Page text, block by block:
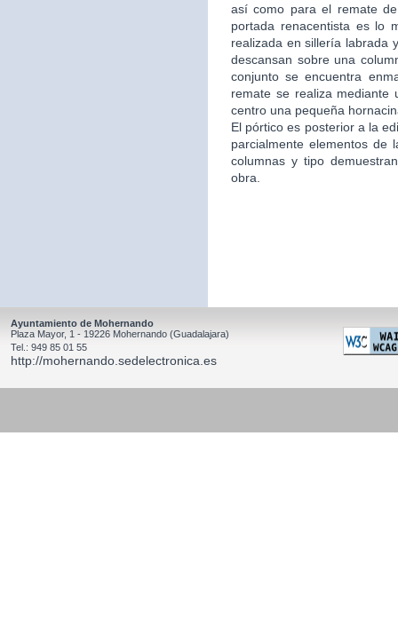
así como para el remate
portada renacentista es lo
realizada en sillería labrada
descansan sobre una
conjunto se encuentra
remate se realiza
centro una pequeña
El pórtico es posterior a la
parcialmente elementos de
columnas y tipo
obra.
Ayuntamiento de Mohernando
Plaza Mayor, 1 - 19226 Mohernando (Guadalajara)
Tel.: 949 85 01 55
http://mohernando.sedelectronica.es